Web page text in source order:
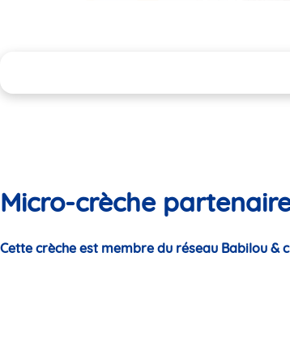
Micro-crèche
Cette crèche est membre du réseau Babilou &